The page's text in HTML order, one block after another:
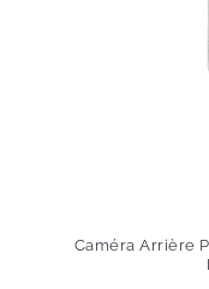
Caméra Arrière